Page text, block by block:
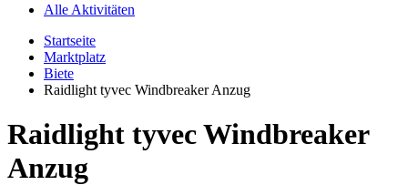
Alle Aktivitäten
Startseite
Marktplatz
Biete
Raidlight tyvec Windbreaker Anzug
Raidlight tyvec Windbreaker
Anzug